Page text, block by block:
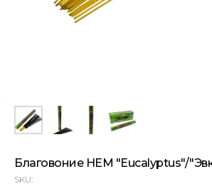
Благовоние HEM "Eucalyptus"/
SKU: